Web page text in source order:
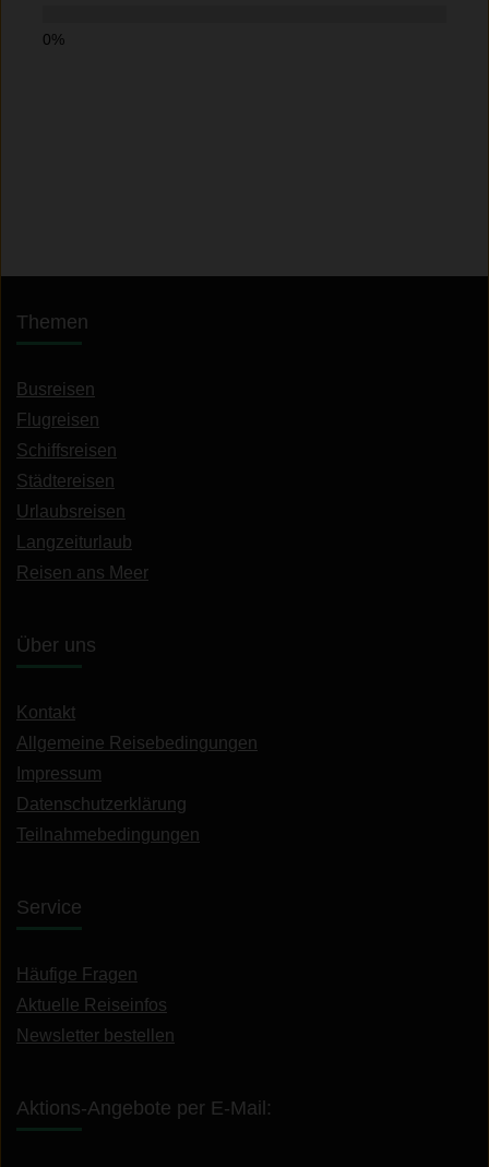
Themen
Busreisen
Flugreisen
Schiffsreisen
Städtereisen
Urlaubsreisen
Langzeiturlaub
Reisen ans Meer
Über uns
Kontakt
Allgemeine Reisebedingungen
Impressum
Datenschutzerklärung
Teilnahmebedingungen
Service
Häufige Fragen
Aktuelle Reiseinfos
Newsletter bestellen
Aktions-Angebote per E-Mail: